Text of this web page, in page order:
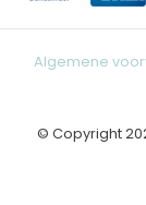
Algemene
© Copyright